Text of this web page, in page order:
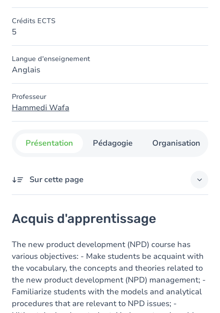
Crédits ECTS
5
Langue d'enseignement
Anglais
Professeur
Hammedi Wafa
Présentation Pédagogie Organisation
Sur cette page
Objectifs
Contenu
Table des matières
Exercices
Acquis d'apprentissage
The new product development (NPD) course has
various objectives: - Make students be acquaint with
the vocabulary, the concepts and theories related to
the new product development (NPD) management; -
Familiarize students with the models and analytical
procedures that are relevant to NPD issues; -